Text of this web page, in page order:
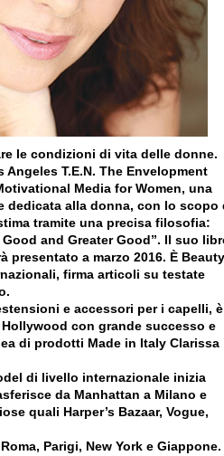
le condizioni di vita delle donne.
T.E.N. The Envelopment
Media for Women, una
dedicata alla donna, con lo scopo
tramite una precisa filosofia:
and Greater Good”. Il suo
presentato a marzo 2016. È Beauty
firma articoli su testate
e accessori per i capelli, è
con grande successo e
di prodotti Made in Italy Clarissa
di livello internazionale inizia
da Manhattan a Milano e
quali Harper’s Bazaar, Vogue,
Parigi, New York e Giappone.